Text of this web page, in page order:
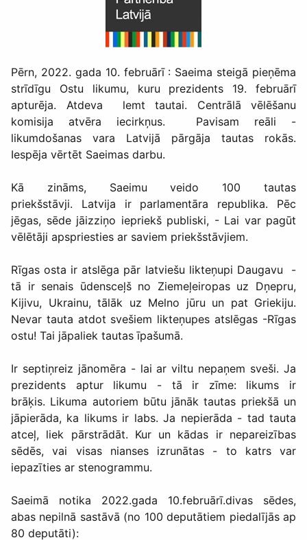
Pērn, 2022. gada 10. februārī : Saeima steigā pieņēma
strīdīgu Ostu likumu, kuru prezidents 19. februārī
apturēja. Atdeva lemt tautai. Centrālā vēlēšanu
komisija atvēra iecirkņus. Pavisam reāli -
likumdošanas vara Latvijā pārgāja tautas rokās.
Iespēja vērtēt Saeimas darbu.
Kā zināms, Saeimu veido 100 tautas
priekšstāvji. Latvija ir parlamentāra republika. Pēc
jēgas, sēde jāizziņo iepriekš publiski, - Lai var pagūt
vēlētāji apspriesties ar saviem priekšstāvjiem.
Rīgas osta ir atslēga pār latviešu likteņupi Daugavu -
tā ir senais ūdensceļš no Ziemeļeiropas uz Dņepru,
Kijivu, Ukrainu, tālāk uz Melno jūru un pat Griekiju.
Nevar tauta atdot svešiem likteņupes atslēgas -Rīgas
ostu! Tai jāpaliek tautas īpašumā.
Ir septiņreiz jānomēra - lai ar viltu nepaņem sveši. Ja
prezidents aptur likumu - tā ir zīme: likums ir
brāķis. Likuma autoriem būtu jānāk tautas priekšā un
jāpierāda, ka likums ir labs. Ja nepierāda - tad tauta
atceļ, liek pārstrādāt. Kur un kādas ir nepareizības
sēdēs, vai visas nianses izrunātas - to katrs var
iepazīties ar stenogrammu.
Saeimā notika 2022.gada 10.februārī.divas sēdes,
abas nepilnā sastāvā (no 100 deputātiem piedalījās ap
80 deputāti):